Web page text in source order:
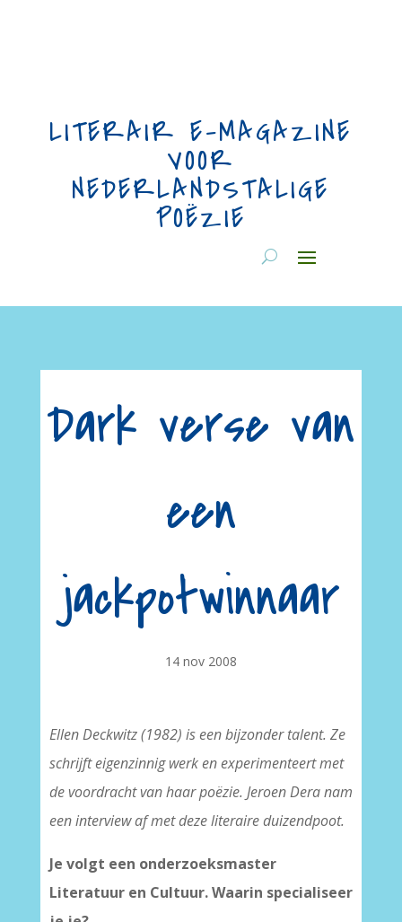
LITERAIR E-MAGAZINE
VOOR
NEDERLANDSTALIGE
POËZIE
Dark verse van
een
jackpotwinnaar
14 nov 2008
Ellen Deckwitz(1982) is een bijzonder talent. Ze
schrijft eigenzinnig werk en experimenteert met
de voordracht van haar poëzie. Jeroen Dera nam
een interview af met deze literaire duizendpoot.
Je volgt een onderzoeksmaster
Literatuur en Cultuur. Waarin specialiseer